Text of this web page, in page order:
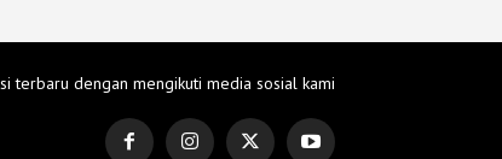
terbaru dengan mengikuti media sosial kami